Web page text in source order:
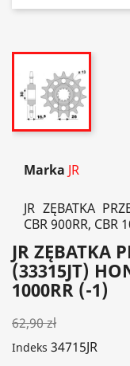
Marka JR
JR ZĘBATKA
CBR 900RR, CBR
JR ZĘBATKA
(33315JT)
1000RR (-1)
62,90 zł
Indeks 34715JR